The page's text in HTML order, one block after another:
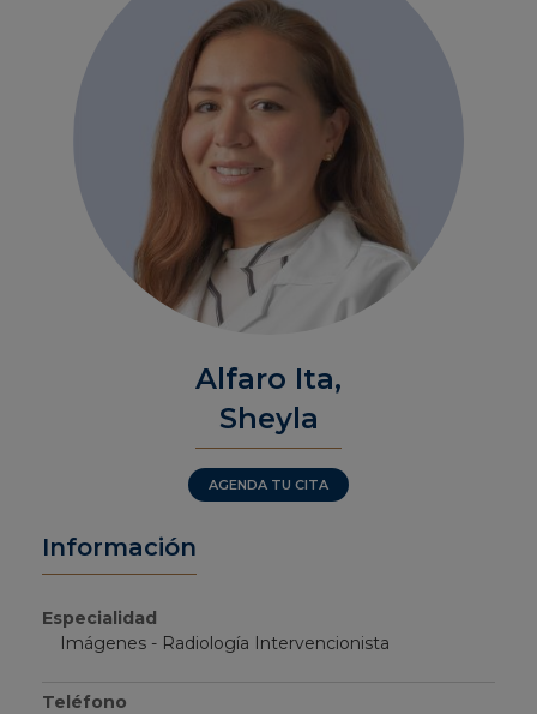
Alfaro Ita,
Sheyla
AGENDA TU CITA
Información
Especialidad
Imágenes - Radiología Intervencionista
Teléfono